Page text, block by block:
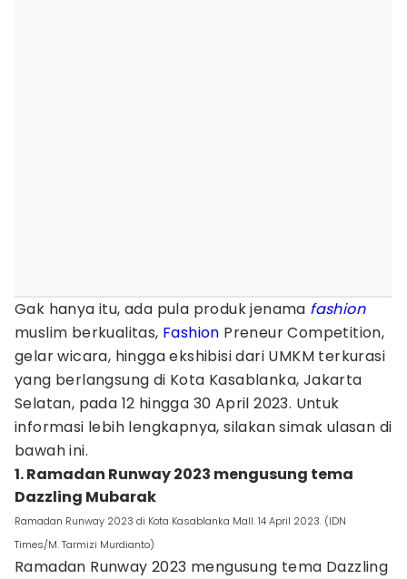
Gak hanya itu, ada pula produk jenama fashion
muslim berkualitas, Fashion Preneur Competition,
gelar wicara, hingga ekshibisi dari UMKM terkurasi
yang berlangsung di Kota Kasablanka, Jakarta
Selatan, pada 12 hingga 30 April 2023. Untuk
informasi lebih lengkapnya, silakan simak ulasan di
bawah ini.
1. Ramadan Runway 2023 mengusung tema
Dazzling Mubarak
Ramadan Runway 2023 di Kota Kasablanka Mall. 14 April 2023. (IDN
Times/M. Tarmizi Murdianto)
Ramadan Runway 2023 mengusung tema Dazzling